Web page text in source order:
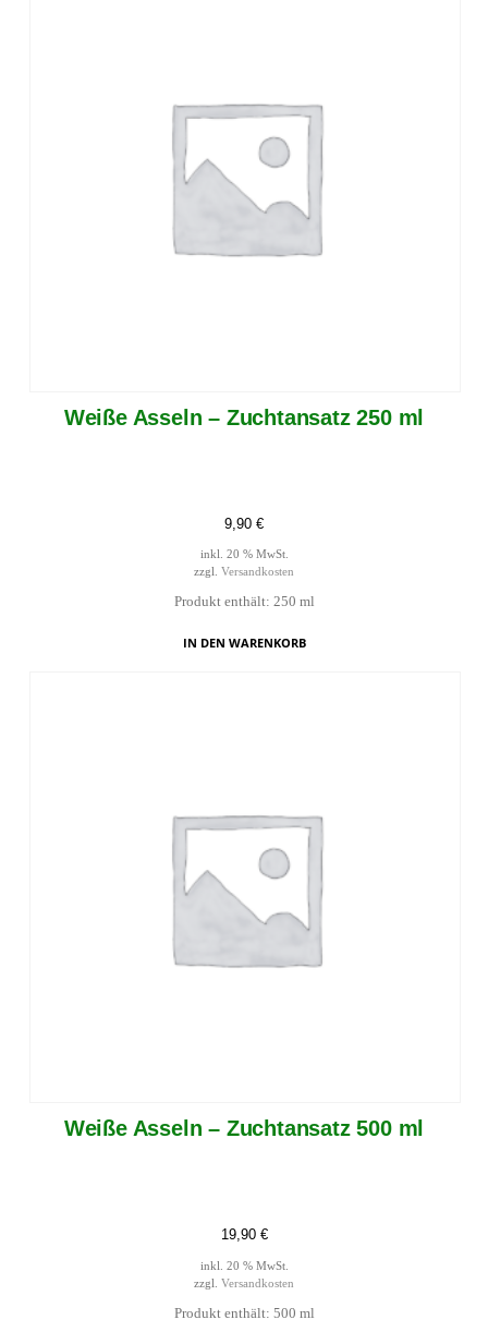
Weiße Asseln – Zuchtansatz 250 ml
9,90 €
inkl. 20 % MwSt.
zzgl. Versandkosten
Produkt enthält: 250 ml
IN DEN WARENKORB
Weiße Asseln – Zuchtansatz 500 ml
19,90 €
inkl. 20 % MwSt.
zzgl. Versandkosten
Produkt enthält: 500 ml